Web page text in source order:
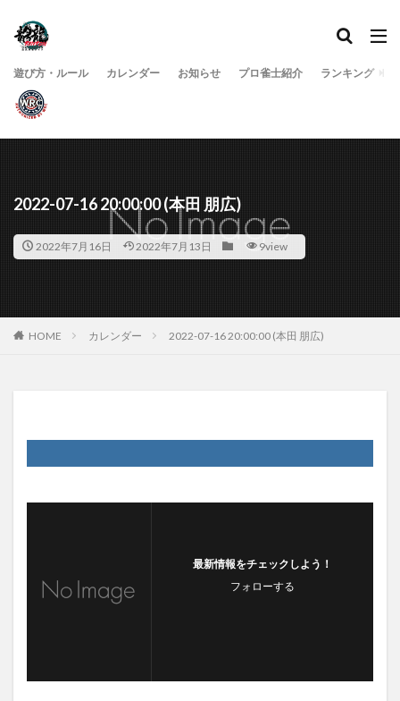
遊び方・ルール カレンダー お知らせ プロ雀士紹介 ランキング
2022-07-16 20:00:00 (本田 朋広)
2022年7月16日 2022年7月13日 9view
HOME カレンダー 2022-07-16 20:00:00 (本田 朋広)
最新情報をチェックしよう！
フォローする